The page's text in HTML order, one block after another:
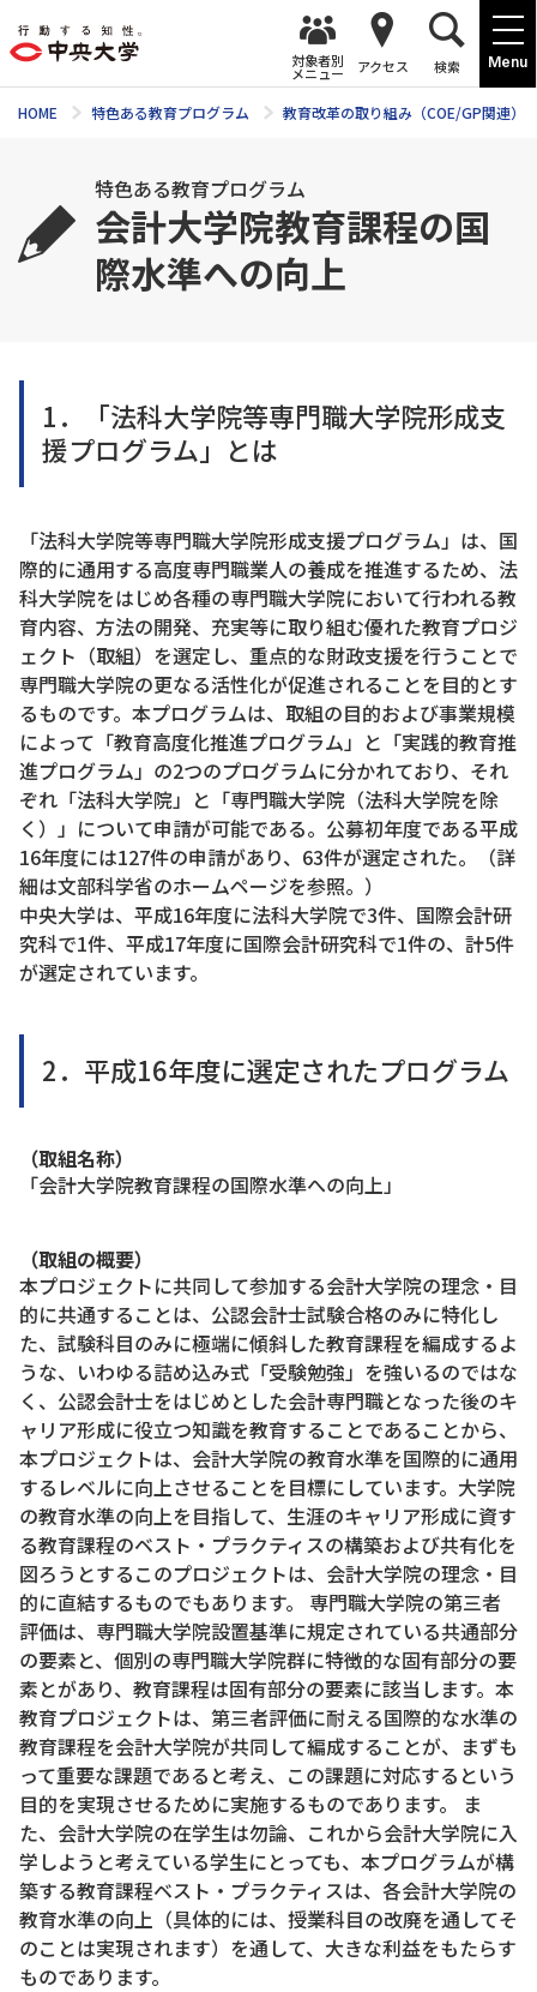
Menu
対象者別
メニュー アクセス 検索
HOME 特色ある教育プログラム 教育改革の取り組み（COE/GP関連）
特色ある教育プログラム
会計大学院教育課程の国
際水準への向上
1．「法科大学院等専門職大学院形成支
援プログラム」とは
「法科大学院等専門職大学院形成支援プログラム」は、国
際的に通用する高度専門職業人の養成を推進するため、法
科大学院をはじめ各種の専門職大学院において行われる教
育内容、方法の開発、充実等に取り組む優れた教育プロジ
ェクト（取組）を選定し、重点的な財政支援を行うことで
専門職大学院の更なる活性化が促進されることを目的とす
るものです。本プログラムは、取組の目的および事業規模
によって「教育高度化推進プログラム」と「実践的教育推
進プログラム」の2つのプログラムに分かれており、それ
ぞれ「法科大学院」と「専門職大学院（法科大学院を除
く）」について申請が可能である。公募初年度である平成
16年度には127件の申請があり、63件が選定された。（詳
細は文部科学省のホームページを参照。）
中央大学は、平成16年度に法科大学院で3件、国際会計研
究科で1件、平成17年度に国際会計研究科で1件の、計5件
が選定されています。
2．平成16年度に選定されたプログラム
（取組名称）
「会計大学院教育課程の国際水準への向上」
（取組の概要）
本プロジェクトに共同して参加する会計大学院の理念・目
的に共通することは、公認会計士試験合格のみに特化し
た、試験科目のみに極端に傾斜した教育課程を編成するよ
うな、いわゆる詰め込み式「受験勉強」を強いるのではな
く、公認会計士をはじめとした会計専門職となった後のキ
ャリア形成に役立つ知識を教育することであることから、
本プロジェクトは、会計大学院の教育水準を国際的に通用
するレベルに向上させることを目標にしています。大学院
の教育水準の向上を目指して、生涯のキャリア形成に資す
る教育課程のベスト・プラクティスの構築および共有化を
図ろうとするこのプロジェクトは、会計大学院の理念・目
的に直結するものでもあります。 専門職大学院の第三者
評価は、専門職大学院設置基準に規定されている共通部分
の要素と、個別の専門職大学院群に特徴的な固有部分の要
素とがあり、教育課程は固有部分の要素に該当します。本
教育プロジェクトは、第三者評価に耐える国際的な水準の
教育課程を会計大学院が共同して編成することが、まずも
って重要な課題であると考え、この課題に対応するという
目的を実現させるために実施するものであります。 ま
た、会計大学院の在学生は勿論、これから会計大学院に入
学しようと考えている学生にとっても、本プログラムが構
築する教育課程ベスト・プラクティスは、各会計大学院の
教育水準の向上（具体的には、授業科目の改廃を通してそ
のことは実現されます）を通して、大きな利益をもたらす
ものであります。